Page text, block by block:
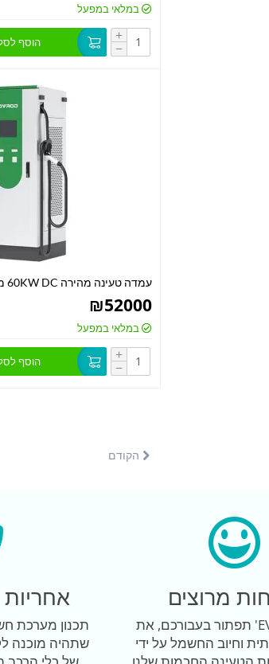
במלאי במפעל
+
− הוסף
עמדה טעינה מהירה 60KW DC מסחרית
₪52000
במלאי במפעל
+
− הוסף
הקודם
מרוצים
קבוצת EVlink' תפתור בעבורכם, את
וחיוב החשמל על ידי
תכנון מערכת
שתהיה מוכנה